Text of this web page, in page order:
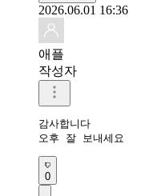
2026.06.01 16:36
애플
작성자
감사합니다
오후 잘 보내세요
0